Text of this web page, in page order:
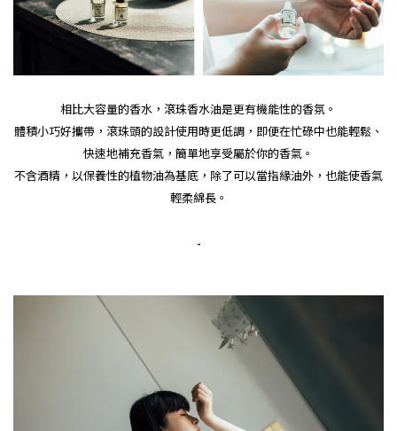
相比大容量的香水，滾珠香水油是更有機能性的香氛。
體積小巧好攜帶，滾珠頭的設計使用時更低調，即便在忙碌中也能輕鬆、
快速地補充香氣，簡單地享受屬於你的香氣。
不含酒精，以保養性的植物油為基底，除了可以當指緣油外，也能使香氣
輕柔綿長。
-